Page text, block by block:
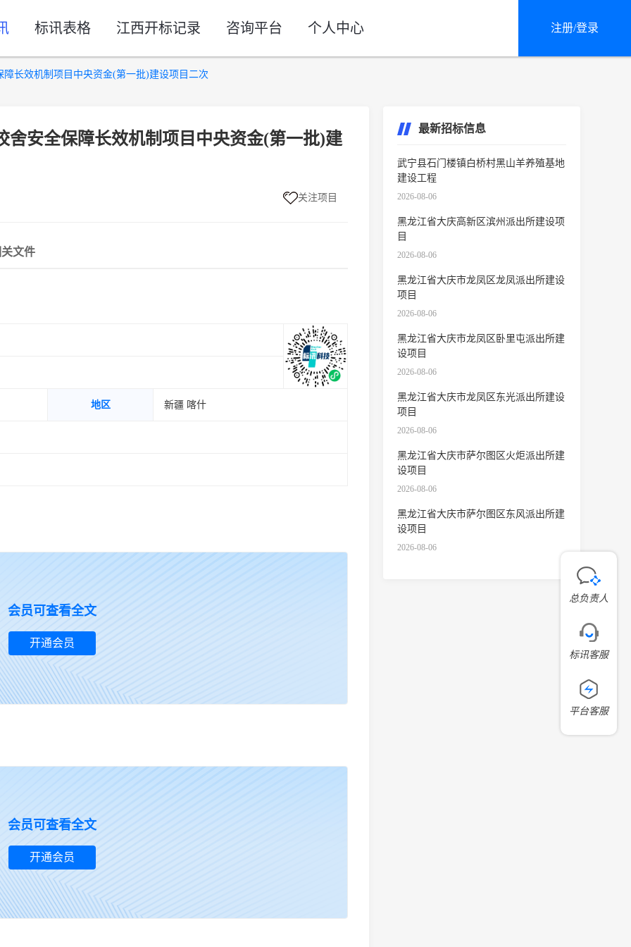
标讯表格 江西开标记录 咨询平台 个人中心 注册/登录
长效机制项目中央资金(第一批)建设项目二次
舍安全保障长效机制项目中央资金(第一批)建
关注项目
文件
地区 新疆 喀什
会员可查看全文
开通会员
会员可查看全文
开通会员
最新招标信息
武宁县石门楼镇白桥村黑山羊养殖基地
建设工程
2026-08-06
黑龙江省大庆高新区滨州派出所建设项
目
2026-08-06
黑龙江省大庆市龙凤区龙凤派出所建设
项目
2026-08-06
黑龙江省大庆市龙凤区卧里屯派出所建
设项目
2026-08-06
黑龙江省大庆市龙凤区东光派出所建设
项目
2026-08-06
黑龙江省大庆市萨尔图区火炬派出所建
设项目
2026-08-06
黑龙江省大庆市萨尔图区东风派出所建
设项目
2026-08-06
总负责人
标讯客服
平台客服